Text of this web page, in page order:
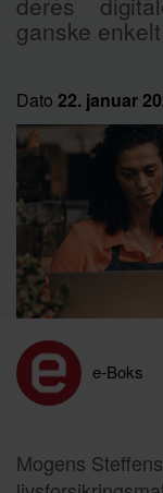
ganske
Dato 22. januar
e-Boks
Mogens